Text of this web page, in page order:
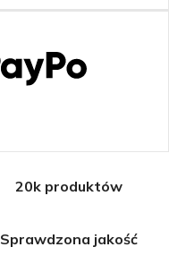
20k produktów
Sprawdzona jakość